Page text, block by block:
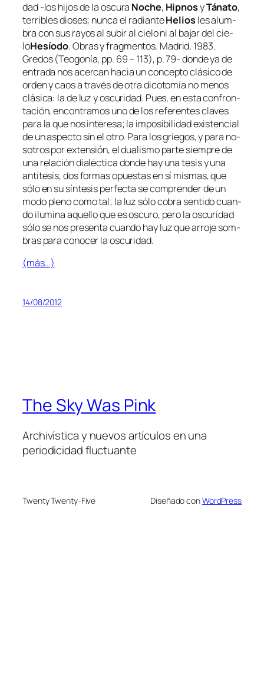
dad -los hi­jos de la os­cu­ra Noche, HipnosyTánato,
te­rri­bles dio­ses; nun­ca el ra­dian­teHelios les alum­
bra con sus ra­yos al su­bir al cie­lo ni al ba­jar del cie­
loHesíodo.Obras y frag­men­tos. Madrid, 1983.
Gredos (Teogonía, pp. 69 – 113), p. 79- don­de ya de
en­tra­da nos acer­can ha­cia un con­cep­to clá­si­co de
or­den y caos a tra­vés de otra di­co­to­mía no me­nos
clá­si­ca: la de luz y os­cu­ri­dad. Pues, en es­ta con­fron­
ta­ción, en­con­tra­mos uno de los re­fe­ren­tes cla­ves
pa­ra la que nos in­tere­sa; la im­po­si­bi­li­dad exis­ten­cial
de un as­pec­to sin el otro. Para los grie­gos, y pa­ra no­
so­tros por ex­ten­sión, el dua­lis­mo par­te siem­pre de
una re­la­ción dia­léc­ti­ca don­de hay una te­sis y una
an­tí­te­sis, dos for­mas opues­tas en sí mis­mas, que
só­lo en su sín­te­sis per­fec­ta se com­pren­der de un
mo­do pleno co­mo tal; la luz só­lo co­bra sen­ti­do cuan­
do ilu­mi­na aque­llo que es os­cu­ro, pe­ro la os­cu­ri­dad
só­lo se nos pre­sen­ta cuan­do hay luz que arro­je som­
bras pa­ra co­no­cer la oscuridad.
(más…)
14/08/2012
The Sky Was Pink
Archivística y nuevos artículos en una
periodicidad fluctuante
Twenty Twenty-Five Diseñado conWordPress